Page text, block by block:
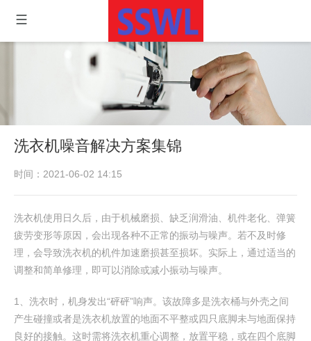
洗衣机噪音解决方案集锦
时间：2021-06-02 14:15
洗衣机使用日久后，由于机械磨损、缺乏润滑油、机件老化、弹簧
疲劳变形等原因，会出现各种不正常的振动与噪声。若不及时修
理，会导致洗衣机的机件加速磨损甚至损坏。实际上，通过适当的
调整和简单修理，即可以消除或减小振动与噪声。
1、洗衣时，机身发出“砰砰”响声。该故障多是洗衣桶与外壳之间
产生碰撞或者是洗衣机放置的地面不平整或四只底脚未与地面保持
良好的接触。这时需将洗衣机重心调整，放置平稳，或在四个底脚